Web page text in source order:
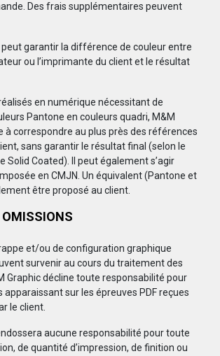
Des frais supplémentaires peuvent
peut garantir la différence de couleur entre
ou l’imprimante du client et le résultat
en numérique nécessitant de
Pantone en couleurs quadri, M&M
à correspondre au plus près des références
sans garantir le résultat final (selon le
Solid Coated). Il peut également s’agir
en CMJN. Un équivalent (Pantone et
être proposé au client.
OMISSIONS
et/ou de configuration graphique
survenir au cours du traitement des
Graphic décline toute responsabilité pour
sur les épreuves PDF reçues
le client.
aucune responsabilité pour toute
de quantité d’impression, de finition ou